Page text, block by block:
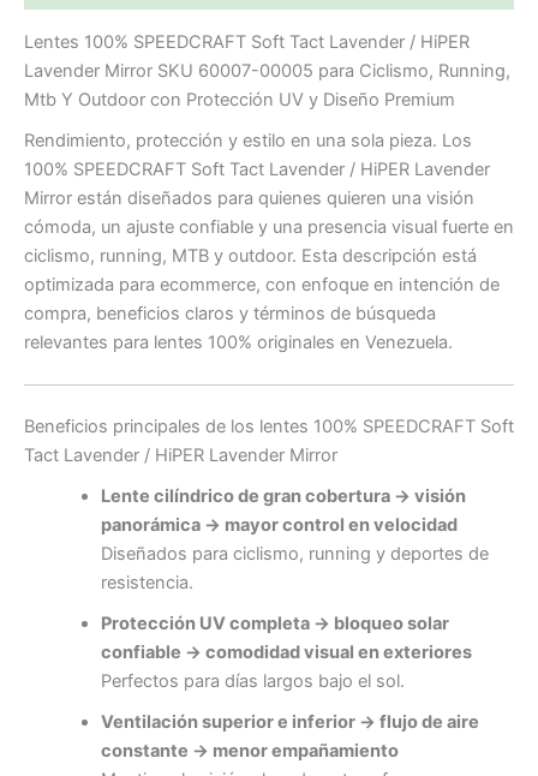
Lentes 100% SPEEDCRAFT Soft Tact Lavender / HiPER
Lavender Mirror SKU 60007-00005 para Ciclismo, Running,
Mtb Y Outdoor con Protección UV y Diseño Premium
Rendimiento, protección y estilo en una sola pieza. Los
100% SPEEDCRAFT Soft Tact Lavender / HiPER Lavender
Mirror están diseñados para quienes quieren una visión
cómoda, un ajuste confiable y una presencia visual fuerte en
ciclismo, running, MTB y outdoor. Esta descripción está
optimizada para ecommerce, con enfoque en intención de
compra, beneficios claros y términos de búsqueda
relevantes para lentes 100% originales en Venezuela.
Beneficios principales de los lentes 100% SPEEDCRAFT Soft
Tact Lavender / HiPER Lavender Mirror
Lente cilíndrico de gran cobertura → visión
panorámica → mayor control en velocidad
Diseñados para ciclismo, running y deportes de
resistencia.
Protección UV completa → bloqueo solar
confiable → comodidad visual en exteriores
Perfectos para días largos bajo el sol.
Ventilación superior e inferior → flujo de aire
constante → menor empañamiento